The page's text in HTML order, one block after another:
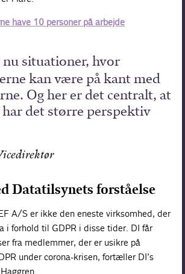
have 10 personer på arbejde
situationer, hvor
kan være på kant med
Og her er det centralt, at
det større perspektiv
Datatilsynets forståelse
A/S er ikke den eneste virksomhed, der
i forhold til GDPR i disse tider. DI får
fra medlemmer, der er usikre på
under corona-krisen, fortæller DI’s